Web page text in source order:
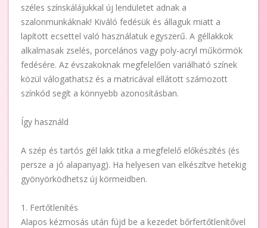
széles színskálájukkal új lendületet adnak a
szalonmunkáknak! Kiváló fedésük és állaguk miatt a
lapított ecsettel való használatuk egyszerű. A géllakkok
alkalmasak zselés, porcelános vagy poly-acryl műkörmök
fedésére. Az évszakoknak megfelelően variálható színek
közül válogathatsz és a matricával ellátott számozott
színkód segít a könnyebb azonosításban.
Így használd
A szép és tartós gél lakk titka a megfelelő előkészítés (és
persze a jó alapanyag). Ha helyesen van elkészítve hetekig
gyönyörködhetsz új körmeidben.
1. Fertőtlenítés
Alapos kézmosás után fújd be a kezedet bőrfertőtlenítővel